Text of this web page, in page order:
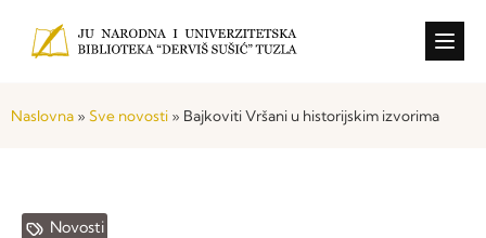
Naslovna » Sve novosti » Bajkoviti Vršani u historijskim izvorima
Novosti